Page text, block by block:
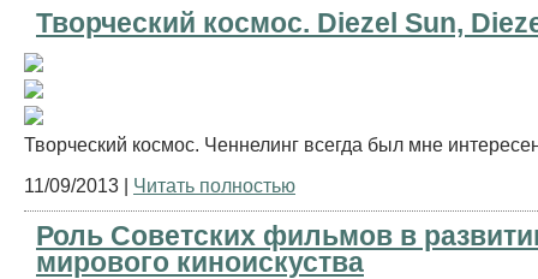
Творческий космос. Diezel Sun,
Творческий космос. Ченнелинг всегда был мне
11/09/2013 | Читать полностью
Роль Советских фильмов в
мирового киноискуства